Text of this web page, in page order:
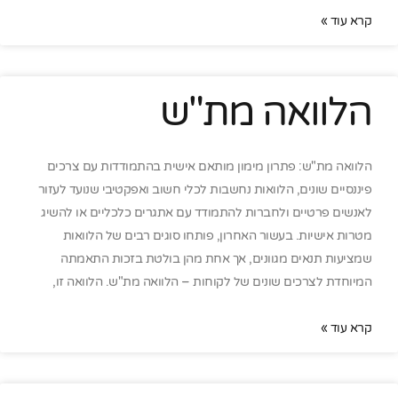
קרא עוד »
הלוואה מת"ש
הלוואה מת"ש: פתרון מימון מותאם אישית בהתמודדות עם צרכים
פיננסיים שונים, הלוואות נחשבות לכלי חשוב ואפקטיבי שנועד לעזור
לאנשים פרטיים ולחברות להתמודד עם אתגרים כלכליים או להשיג
מטרות אישיות. בעשור האחרון, פותחו סוגים רבים של הלוואות
שמציעות תנאים מגוונים, אך אחת מהן בולטת בזכות התאמתה
המיוחדת לצרכים שונים של לקוחות – הלוואה מת"ש. הלוואה זו,
קרא עוד »